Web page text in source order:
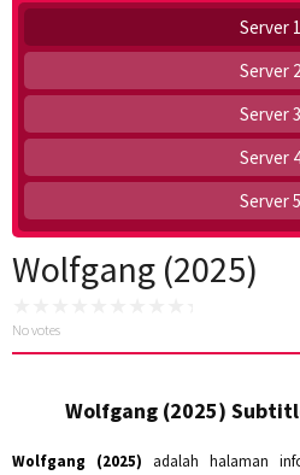
Server 1
Server 2
Server 3
Server 4
Server 5
Wolfgang (2025)
No votes
Wolfgang (2025)
Wolfgang (2025) adalah halaman